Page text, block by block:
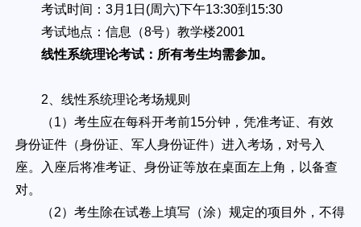
考试时间：3月1日(周六)下午13:30到15:30
考试地点：信息（8号）教学楼2001
线性系统理论考试：所有考生均需参加。
2、线性系统理论考场规则
（1）考生应在每科开考前15分钟，凭准考证、有效
身份证件（身份证、军人身份证件）进入考场，对号入
座。入座后将准考证、身份证等放在桌面左上角，以备查
对。
（2）考生除在试卷上填写（涂）规定的项目外，不得